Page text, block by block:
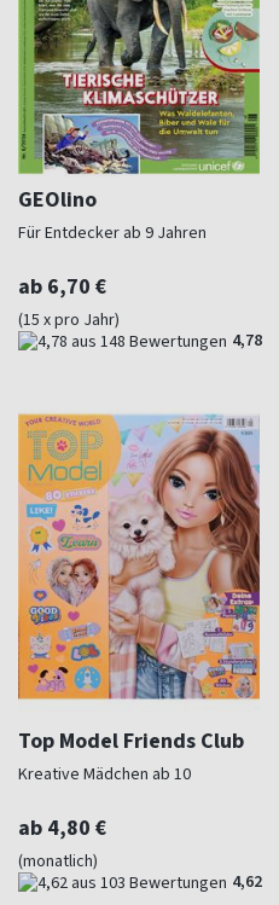
GEOlino
Für Entdecker ab 9 Jahren
ab 6,70 €
(15 x pro Jahr)
4,78
Top Model Friends Club
Kreative Mädchen ab 10
ab 4,80 €
(monatlich)
4,62